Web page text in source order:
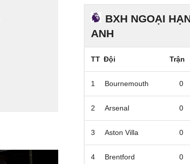
BXH NGOẠI
ANH
TT Đội Trận
1 Bournemouth 0
2 Arsenal 0
3 Aston Villa 0
4 Brentford 0